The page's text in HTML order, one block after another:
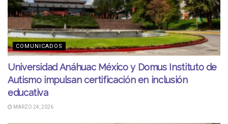
COMUNICADOS
Universidad Anáhuac México y Domus Instituto de
Autismo impulsan certificación en inclusión
educativa
MARZO 24, 2026